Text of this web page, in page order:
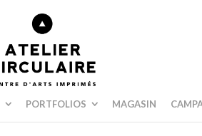
PORTFOLIOS MAGASIN